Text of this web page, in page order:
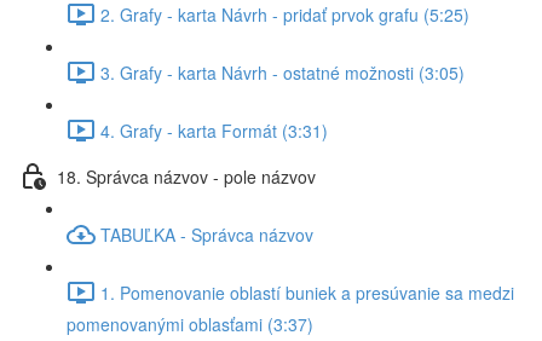
2. Grafy - karta Návrh - pridať prvok grafu (5:25)
3. Grafy - karta Návrh - ostatné možnosti (3:05)
4. Grafy - karta Formát (3:31)
18. Správca názvov - pole názvov
TABUĽKA - Správca názvov
1. Pomenovanie oblastí buniek a presúvanie sa medzi
pomenovanými oblasťami (3:37)